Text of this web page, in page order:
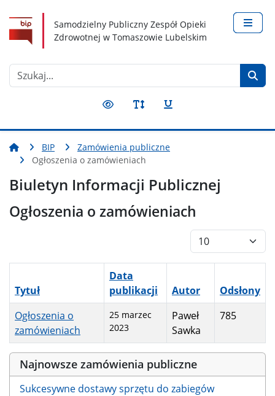
Samodzielny Publiczny Zespół Opieki
Zdrowotnej w Tomaszowie Lubelskim
Szukaj
BIP
Zamówienia publiczne
Ogłoszenia o zamówieniach
Biuletyn Informacji Publicznej
Ogłoszenia o zamówieniach
Pokaż #
Spis artykułów
Tytuł
Data
publikacji
Autor
Odsłony
Ogłoszenia o
zamówieniach
25 marzec
2023
Paweł
Sawka
785
Najnowsze zamówienia publiczne
Sukcesywne dostawy sprzętu do zabiegów